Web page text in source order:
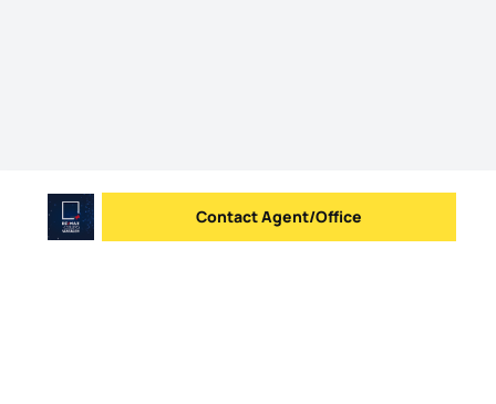
Send message
Contact Agent/Office